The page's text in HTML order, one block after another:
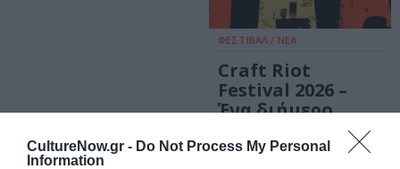
CultureNow.gr - Do Not Process My Personal
Information
ΦΕΣΤΙΒΑΛ / ΝΕΑ
Craft Riot
Festival 2026 –
Ένα διήμερο
«χειροποίητης
επανάστασης»